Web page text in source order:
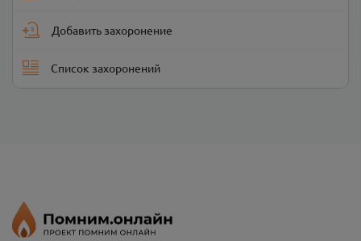
Добавить захоронение
Список захоронений